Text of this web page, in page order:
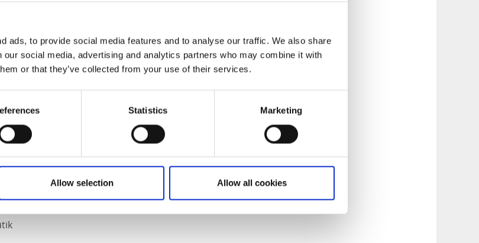
ads, to provide social media features and to analyse our traffic. We also share
social media, advertising and analytics partners who may combine it with
or that they’ve collected from your use of their services.
Statistics Marketing
Allow selection Allow all cookies
jordbruk med får och kor. Med hjälp av de betande djuren hålls
hektar
större parkeringar finns vid infatren i anslutning till anläggningen.
restaurang.Glöm inte att förboka!
ligger i en av gårdsbyggnaderna i anslutning till herrgården.